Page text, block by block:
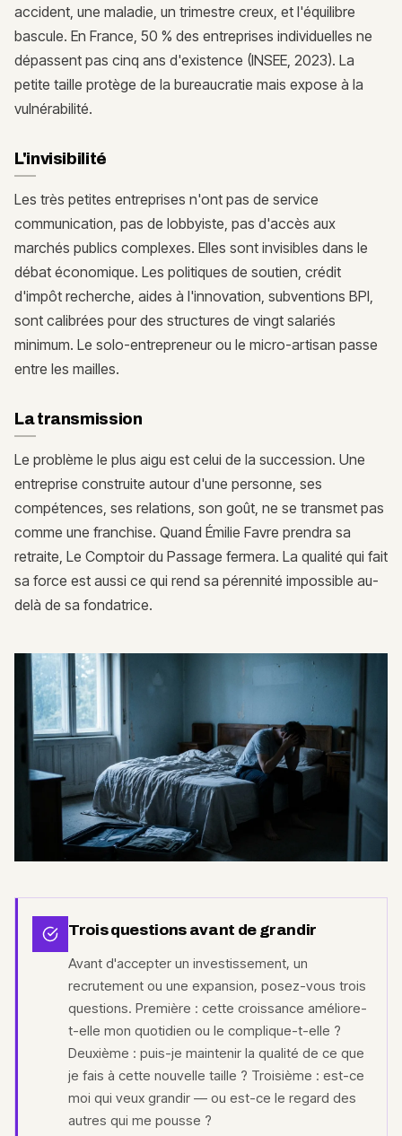
accident, une maladie, un trimestre creux, et l'équilibre
bascule. En France, 50 % des entreprises individuelles ne
dépassent pas cinq ans d'existence (INSEE, 2023). La
petite taille protège de la bureaucratie mais expose à la
vulnérabilité.
L'invisibilité
Les très petites entreprises n'ont pas de service
communication, pas de lobbyiste, pas d'accès aux
marchés publics complexes. Elles sont invisibles dans le
débat économique. Les politiques de soutien, crédit
d'impôt recherche, aides à l'innovation, subventions BPI,
sont calibrées pour des structures de vingt salariés
minimum. Le solo-entrepreneur ou le micro-artisan passe
entre les mailles.
La transmission
Le problème le plus aigu est celui de la succession. Une
entreprise construite autour d'une personne, ses
compétences, ses relations, son goût, ne se transmet pas
comme une franchise. Quand Émilie Favre prendra sa
retraite, Le Comptoir du Passage fermera. La qualité qui fait
sa force est aussi ce qui rend sa pérennité impossible au-
delà de sa fondatrice.
Trois questions avant de grandir
Avant d'accepter un investissement, un
recrutement ou une expansion, posez-vous trois
questions. Première : cette croissance améliore-
t-elle mon quotidien ou le complique-t-elle ?
Deuxième : puis-je maintenir la qualité de ce que
je fais à cette nouvelle taille ? Troisième : est-ce
moi qui veux grandir — ou est-ce le regard des
autres qui me pousse ?